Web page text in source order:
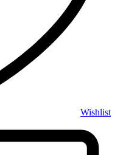
Wishlist